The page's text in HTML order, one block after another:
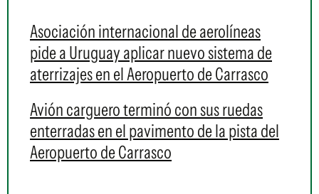
Asociación internacional de aerolíneas
pide a Uruguay aplicar nuevo sistema de
aterrizajes en el Aeropuerto de Carrasco
Avión carguero terminó con sus ruedas
enterradas en el pavimento de la pista del
Aeropuerto de Carrasco